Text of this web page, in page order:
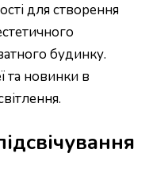
для створення
будинку.
та новинки в